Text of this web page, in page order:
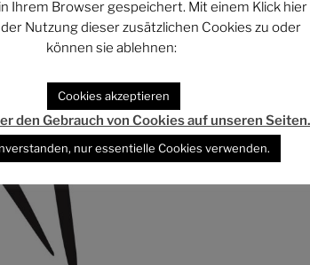
Ihrem Browser gespeichert. Mit einem Klick hier
Nutzung dieser zusätzlichen Cookies zu oder
können sie ablehnen:
Cookies akzeptieren
den Gebrauch von Cookies auf unseren Seiten.
nur essentielle Cookies verwenden.